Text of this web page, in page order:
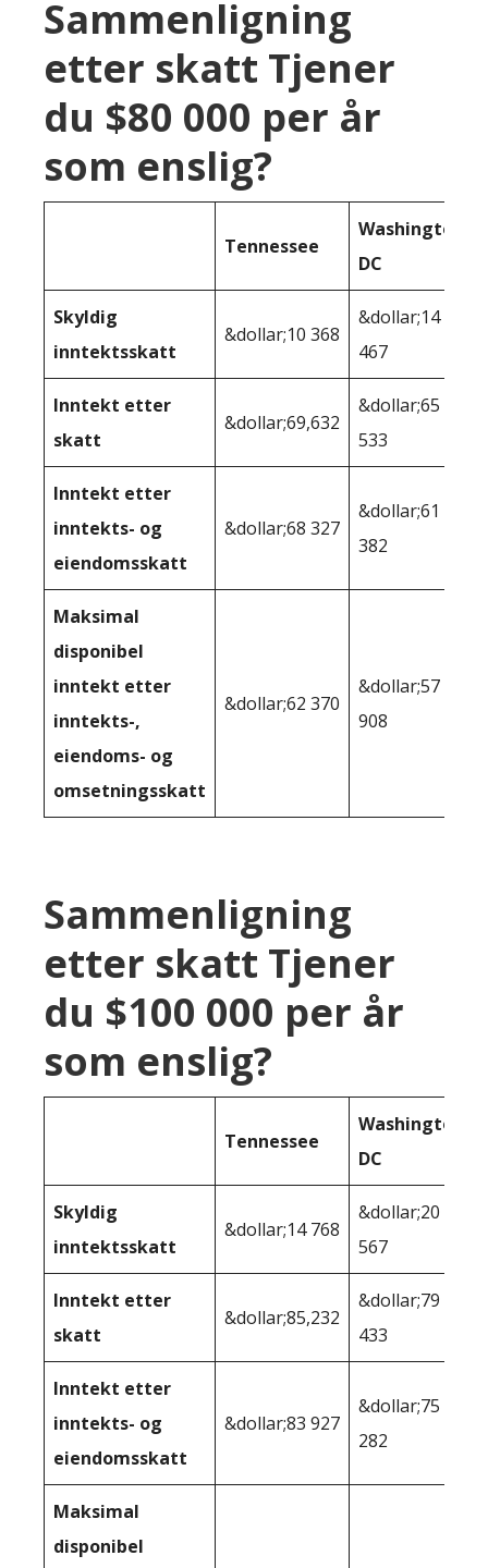
Sammenligning
etter skatt Tjener
du $80 000 per år
som enslig?
Tennessee
Washington
DC
Skyldig
inntektsskatt
&dollar;10 368
&dollar;14
467
Inntekt etter
skatt
&dollar;69,632
&dollar;65
533
Inntekt etter
inntekts- og
eiendomsskatt
&dollar;68 327
&dollar;61
382
Maksimal
disponibel
inntekt etter
inntekts-,
eiendoms- og
omsetningsskatt
&dollar;62 370
&dollar;57
908
Sammenligning
etter skatt Tjener
du $100 000 per år
som enslig?
Tennessee
Washington
DC
Skyldig
inntektsskatt
&dollar;14 768
&dollar;20
567
Inntekt etter
skatt
&dollar;85,232
&dollar;79
433
Inntekt etter
inntekts- og
eiendomsskatt
&dollar;83 927
&dollar;75
282
Maksimal
disponibel